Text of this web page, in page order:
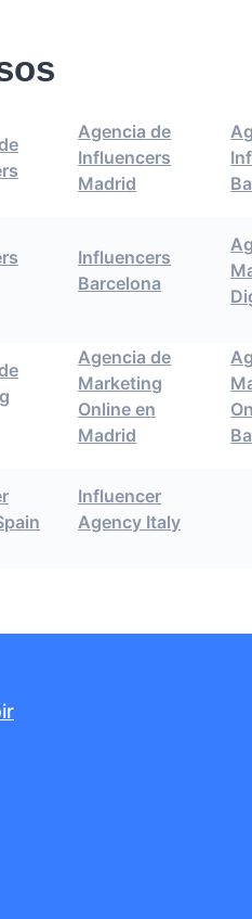
Agencia de
Influencers
Madrid
Influencers
Barcelona
Agencia de
Marketing
Online en
Madrid
Influencer
Agency Italy